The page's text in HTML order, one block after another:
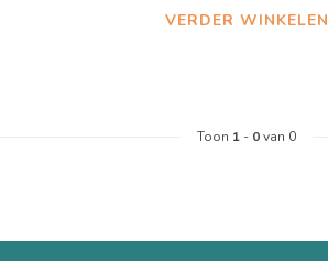
VERDER WINKELEN
Toon 1 - 0van 0